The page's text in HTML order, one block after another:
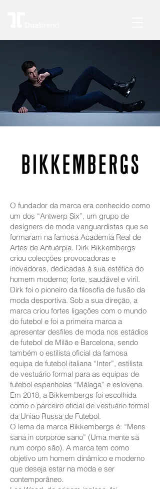
O fundador da marca era conhecido como
um dos “Antwerp Six”, um grupo de
designers de moda vanguardistas que se
formaram na famosa Academia Real de
Artes de Antuérpia. Dirk Bikkembergs
criou colecções provocadoras e
inovadoras, dedicadas à sua estética do
homem moderno; forte, saudável e viril.
Dirk foi o pioneiro da filosofia de fusão da
moda desportiva. Sob a sua direção, a
marca criou fortes ligações com o mundo
do futebol e foi a primeira marca a
apresentar desfiles de moda nos estádios
de futebol de Milão e Barcelona, sendo
também o estilista oficial da famosa
equipa de futebol italiana “Inter”, estilista
de vestuário formal para as equipas de
futebol espanholas “Málaga” e eslovena.
Em 2018, a Bikkembergs foi escolhida
como o parceiro oficial de vestuário formal
da União Russa de Futebol.
O lema da marca Bikkembergs é: “Mens
sana in corporoe sano” (Uma mente sã
num corpo são). A marca tem como
objetivo um homem dinâmico e moderno
que deseja estar na moda e ser
contemporâneo.